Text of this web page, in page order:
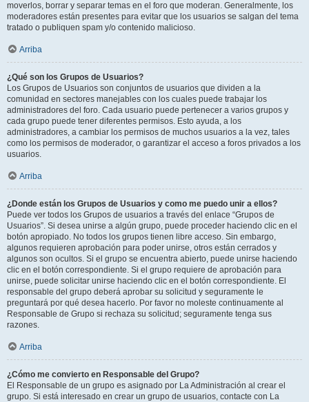
moverlos, borrar y separar temas en el foro que moderan. Generalmente, los
moderadores están presentes para evitar que los usuarios se salgan del tema
tratado o publiquen spam y/o contenido malicioso.
Arriba
¿Qué son los Grupos de Usuarios?
Los Grupos de Usuarios son conjuntos de usuarios que dividen a la
comunidad en sectores manejables con los cuales puede trabajar los
administradores del foro. Cada usuario puede pertenecer a varios grupos y
cada grupo puede tener diferentes permisos. Esto ayuda, a los
administradores, a cambiar los permisos de muchos usuarios a la vez, tales
como los permisos de moderador, o garantizar el acceso a foros privados a los
usuarios.
Arriba
¿Donde están los Grupos de Usuarios y como me puedo unir a ellos?
Puede ver todos los Grupos de usuarios a través del enlace “Grupos de
Usuarios”. Si desea unirse a algún grupo, puede proceder haciendo clic en el
botón apropiado. No todos los grupos tienen libre acceso. Sin embargo,
algunos requieren aprobación para poder unirse, otros están cerrados y
algunos son ocultos. Si el grupo se encuentra abierto, puede unirse haciendo
clic en el botón correspondiente. Si el grupo requiere de aprobación para
unirse, puede solicitar unirse haciendo clic en el botón correspondiente. El
responsable del grupo deberá aprobar su solicitud y seguramente le
preguntará por qué desea hacerlo. Por favor no moleste continuamente al
Responsable de Grupo si rechaza su solicitud; seguramente tenga sus
razones.
Arriba
¿Cómo me convierto en Responsable del Grupo?
El Responsable de un grupo es asignado por La Administración al crear el
grupo. Si está interesado en crear un grupo de usuarios, contacte con La